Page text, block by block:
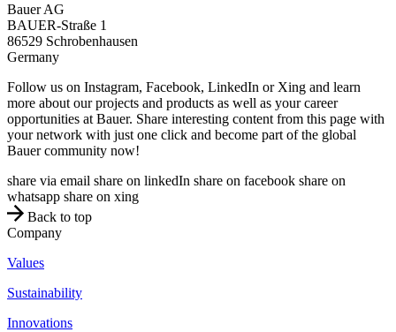
Bauer AG
BAUER-Straße 1
86529 Schrobenhausen
Germany
Follow us on Instagram, Facebook, LinkedIn or Xing and learn
more about our projects and products as well as your career
opportunities at Bauer. Share interesting content from this page with
your network with just one click and become part of the global
Bauer community now!
share via email share on linkedIn share on facebook share on
whatsapp share on xing
Back to top
Company
Values
Sustainability
Innovations